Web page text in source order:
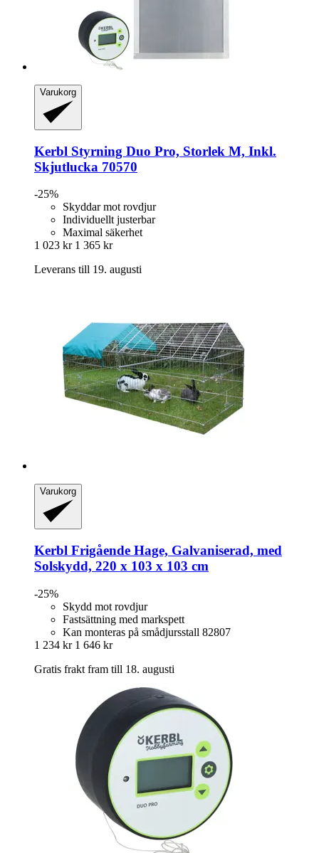
Varukorg
Kerbl Styrning Duo Pro, Storlek M, Inkl.
Skjutlucka 70570
-25%
Skyddar mot rovdjur
Individuellt justerbar
Maximal säkerhet
1 023 kr 1 365 kr
Leverans till 19. augusti
Varukorg
Kerbl Frigående Hage, Galvaniserad, med
Solskydd, 220 x 103 x 103 cm
-25%
Skydd mot rovdjur
Fastsättning med markspett
Kan monteras på smådjursstall 82807
1 234 kr 1 646 kr
Gratis frakt fram till 18. augusti